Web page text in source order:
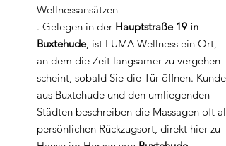
Wellnessansätzen
. Gelegen in der Hauptstraße 19 in
Buxtehude, ist LUMA Wellness ein Ort,
an dem die Zeit langsamer zu vergehen
scheint, sobald Sie die Tür öffnen. Kunden
aus Buxtehude und den umliegenden
Städten beschreiben die Massagen oft als
persönlichen Rückzugsort, direkt hier zu